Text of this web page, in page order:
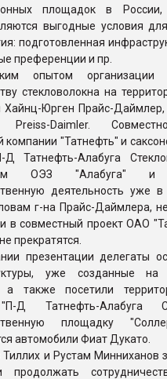
площадок в
выгодные условия
подготовленная
преференции и пр.
опытом организации
стекловолокна на
Хайнц-Юрген Прайс-Даймлер,
Preiss-Daimler.
компании "Татнефть" и
Татнефть-Алабуга
ОЭЗ "Алабуга" и
деятельность уже
г-на Прайс-Даймлера,
в совместный проект ОАО
прекратятся.
презентации делегаты
уже созданные на
а также посетили
Д Татнефть-Алабуга
площадку
автомобили Фиат Дукато.
Тиллих и Рустам Минниханов
продолжать